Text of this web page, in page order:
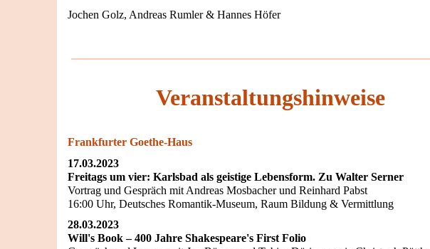
Jochen Golz, Andreas Rumler & Hannes Höfer
Veranstaltungshinweise
Frankfurter Goethe-Haus
17.03.2023
Freitags um vier: Karlsbad als geistige Lebensform. Zu Walter Serner
Vortrag und Gespräch mit Andreas Mosbacher und Reinhard Pabst
16:00 Uhr, Deutsches Romantik-Museum, Raum Bildung & Vermittlung
28.03.2023
Will's Book – 400 Jahre Shakespeare's First Folio